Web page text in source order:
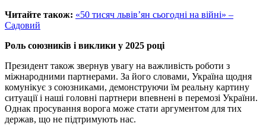
Читайте також: «50 тисяч львів’ян сьогодні на війні» –
Садовий
Роль союзників і виклики у 2025 році
Президент також звернув увагу на важливість роботи з
міжнародними партнерами. За його словами, Україна щодня
комунікує з союзниками, демонструючи їм реальну картину
ситуації і наші головні партнери впевнені в перемозі України.
Однак просування ворога може стати аргументом для тих
держав, що не підтримують нас.